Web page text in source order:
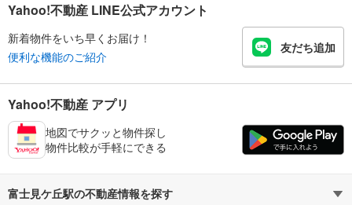
Yahoo!不動産 LINE公式アカウント
新着物件をいち早くお届け！
便利な機能のご紹介
友だち追加
Yahoo!不動産 アプリ
地図でサクッと物件探し
物件比較が手軽にできる
富士見ケ丘駅の不動産情報を探す